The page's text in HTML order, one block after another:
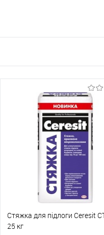
Стяжка для підлоги Ceresit
25 кг